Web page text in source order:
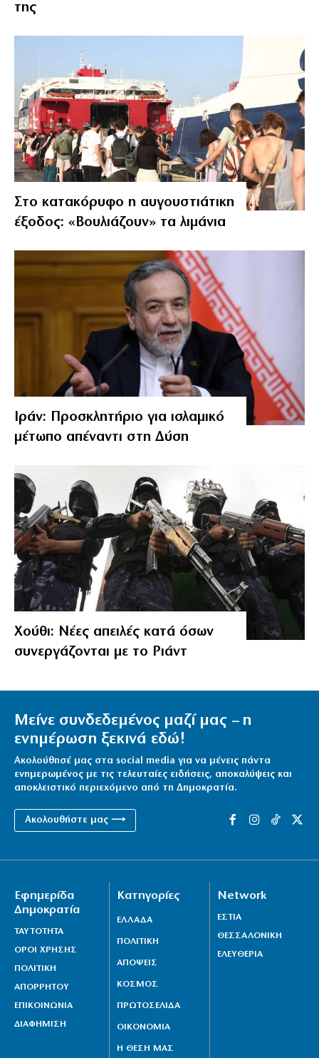
της
Στο κατακόρυφο η αυγουστιάτικη
έξοδος: «Βουλιάζουν» τα λιμάνια
Ιράν: Προσκλητήριο για ισλαμικό
μέτωπο απέναντι στη Δύση
Χούθι: Νέες απειλές κατά όσων
συνεργάζονται με το Ριάντ
Μείνε συνδεδεμένος μαζί μας – η
ενημέρωση ξεκινά εδώ!
Ακολούθησέ μας στα social media για να μένεις πάντα
ενημερωμένος με τις τελευταίες ειδήσεις, αποκαλύψεις και
αποκλειστικό περιεχόμενο από τη Δημοκρατία.
Ακολουθήστε μας ⟶
Εφημερίδα
Δημοκρατία
ΤΑΥΤΟΤΗΤΑ
ΟΡΟΙ ΧΡΗΣΗΣ
ΠΟΛΙΤΙΚΗ
ΑΠΟΡΡΗΤΟΥ
ΕΠΙΚΟΙΝΩΝΙΑ
ΔΙΑΦΗΜΙΣΗ
Κατηγορίες
ΕΛΛΑΔΑ
ΠΟΛΙΤΙΚΗ
ΑΠΟΨΕΙΣ
ΚΟΣΜΟΣ
ΠΡΩΤΟΣΕΛΙΔΑ
ΟΙΚΟΝΟΜΙΑ
Η ΘΕΣΗ ΜΑΣ
Network
ΕΣΤΙΑ
ΘΕΣΣΑΛΟΝΙΚΗ
ΕΛΕΥΘΕΡΙΑ